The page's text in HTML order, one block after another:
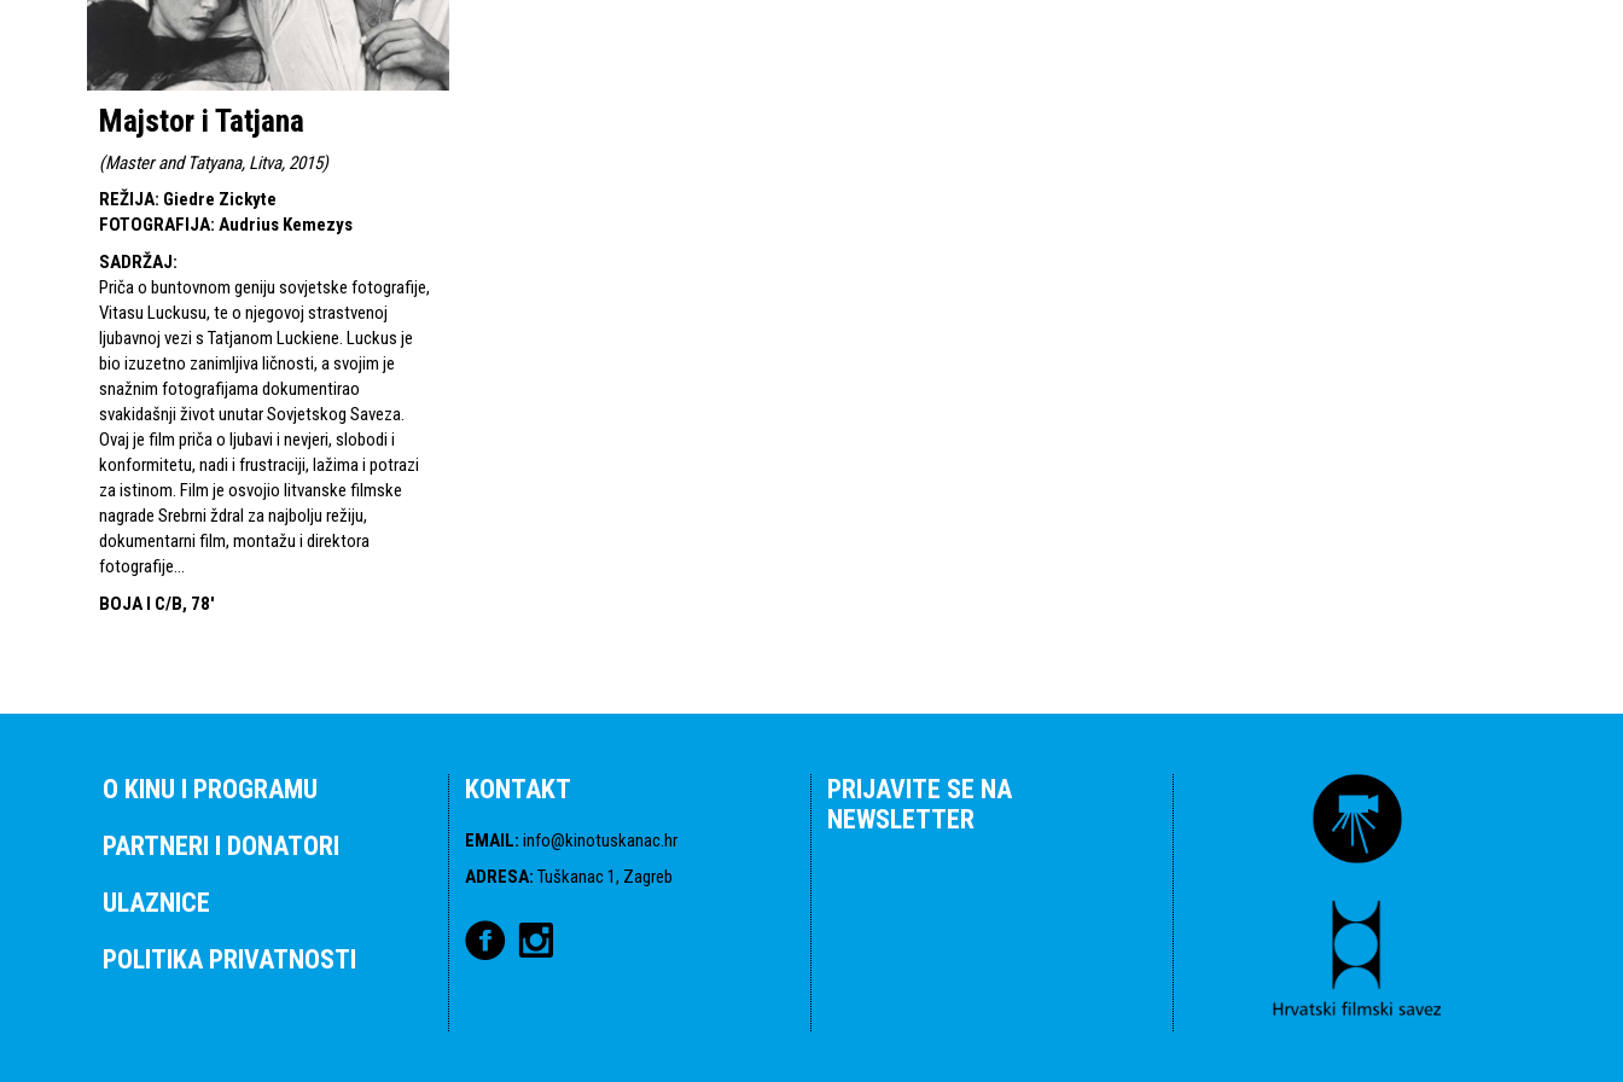
Majstor i Tatjana
(Master and Tatyana, Litva, 2015)
REŽIJA: Giedre Zickyte
FOTOGRAFIJA: Audrius Kemezys
SADRŽAJ:
Priča o buntovnom geniju sovjetske fotografije,
Vitasu Luckusu, te o njegovoj strastvenoj
ljubavnoj vezi s Tatjanom Luckiene. Luckus je
bio izuzetno zanimljiva ličnosti, a svojim je
snažnim fotografijama dokumentirao
svakidašnji život unutar Sovjetskog Saveza.
Ovaj je film priča o ljubavi i nevjeri, slobodi i
konformitetu, nadi i frustraciji, lažima i potrazi
za istinom. Film je osvojio litvanske filmske
nagrade Srebrni ždral za najbolju režiju,
dokumentarni film, montažu i direktora
fotografije...
BOJA I C/B, 78'
O KINU I PROGRAMU
PARTNERI I DONATORI
ULAZNICE
POLITIKA PRIVATNOSTI
KONTAKT
EMAIL: info@kinotuskanac.hr
ADRESA: Tuškanac 1, Zagreb
PRIJAVITE SE NA
NEWSLETTER